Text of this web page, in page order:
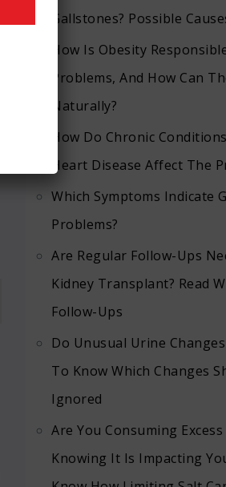
Gallstones? Possible
How Is Obesity
Problems, And How Can
Naturally?
How Do Chronic
Heart Disease Affect The
Which Symptoms Indicate
Problems?
Are Regular Follow-Ups
Kidney Transplant? Read
Follow-Ups
Do Unusual Urine
To Know Which Changes
Ignored
Are You Consuming
Knowing It Is Impacting